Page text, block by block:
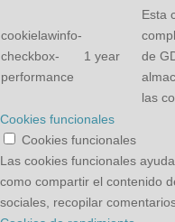
cookielawinfo-
checkbox-
performance
1 year
Esta
de
las
Cookies funcionales
Cookies funcionales
Las cookies funcionales
como compartir el contenido
sociales, recopilar